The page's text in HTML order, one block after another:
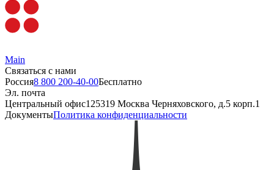
Main
Связаться с нами
Россия8 800 200-40-00Бесплатно
Эл. почта
Центральный офис125319 Москва Черняховского, д.5 корп.1
ДокументыПолитика конфиденциальности